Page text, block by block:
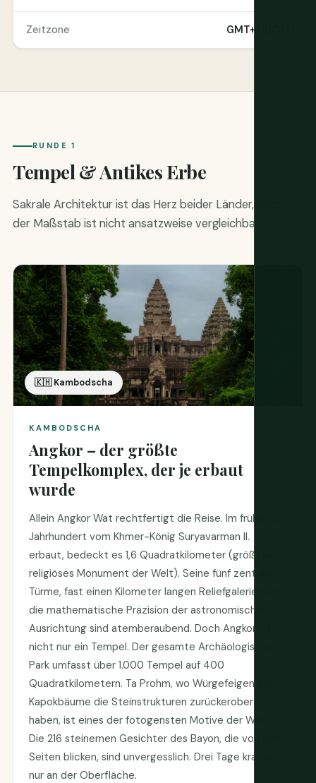
Zeitzone GMT+7 (ICT)
RUNDE 1
Tempel & Antikes Erbe
Sakrale Architektur ist das Herz beider Länder, doch
der Maßstab ist nicht ansatzweise vergleichbar.
🇰🇭 Kambodscha
KAMBODSCHA
Angkor – der größte
Tempelkomplex, der je erbaut
wurde
Allein Angkor Wat rechtfertigt die Reise. Im frühen 12.
Jahrhundert vom Khmer-König Suryavarman II.
erbaut, bedeckt es 1,6 Quadratkilometer (größtes
religiöses Monument der Welt). Seine fünf zentralen
Türme, fast einen Kilometer langen Reliefgalerien und
die mathematische Präzision der astronomischen
Ausrichtung sind atemberaubend. Doch Angkor ist
nicht nur ein Tempel. Der gesamte Archäologische
Park umfasst über 1.000 Tempel auf 400
Quadratkilometern. Ta Prohm, wo Würgefeigen und
Kapokbäume die Steinstrukturen zurückerobert
haben, ist eines der fotogensten Motive der Welt.
Die 216 steinernen Gesichter des Bayon, die von allen
Seiten blicken, sind unvergesslich. Drei Tage kratzen
nur an der Oberfläche.